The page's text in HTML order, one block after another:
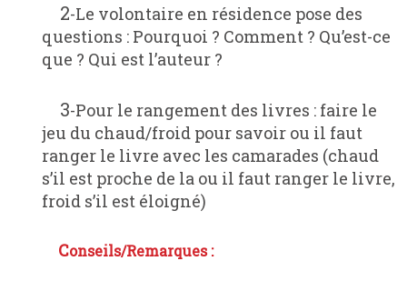
2-Le volontaire en résidence pose des
questions : Pourquoi ? Comment ? Qu’est-ce
que ? Qui est l’auteur ?
3-Pour le rangement des livres : faire le
jeu du chaud/froid pour savoir ou il faut
ranger le livre avec les camarades (chaud
s’il est proche de la ou il faut ranger le livre,
froid s’il est éloigné)
Conseils/Remarques :